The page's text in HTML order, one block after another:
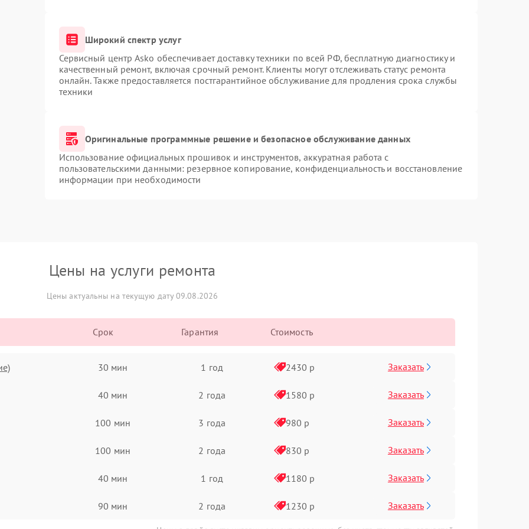
Широкий спектр услуг
Сервисный центр Asko обеспечивает доставку техники по всей РФ, бесплатную диагностику и
качественный ремонт, включая срочный ремонт. Клиенты могут отслеживать статус ремонта
онлайн. Также предоставляется постгарантийное обслуживание для продления срока службы
техники
Оригинальные программные решение и безопасное обслуживание данных
Использование официальных прошивок и инструментов, аккуратная работа с
пользовательскими данными: резервное копирование, конфиденциальность и восстановление
информации при необходимости
Цены на услуги ремонта
Цены актуальны на текущую дату 09.08.2026
Срок Гарантия Стоимость
30 мин 1 год 2430 р Заказать
40 мин 2 года 1580 р Заказать
100 мин 3 года 980 р Заказать
100 мин 2 года 830 р Заказать
40 мин 1 год 1180 р Заказать
90 мин 2 года 1230 р Заказать